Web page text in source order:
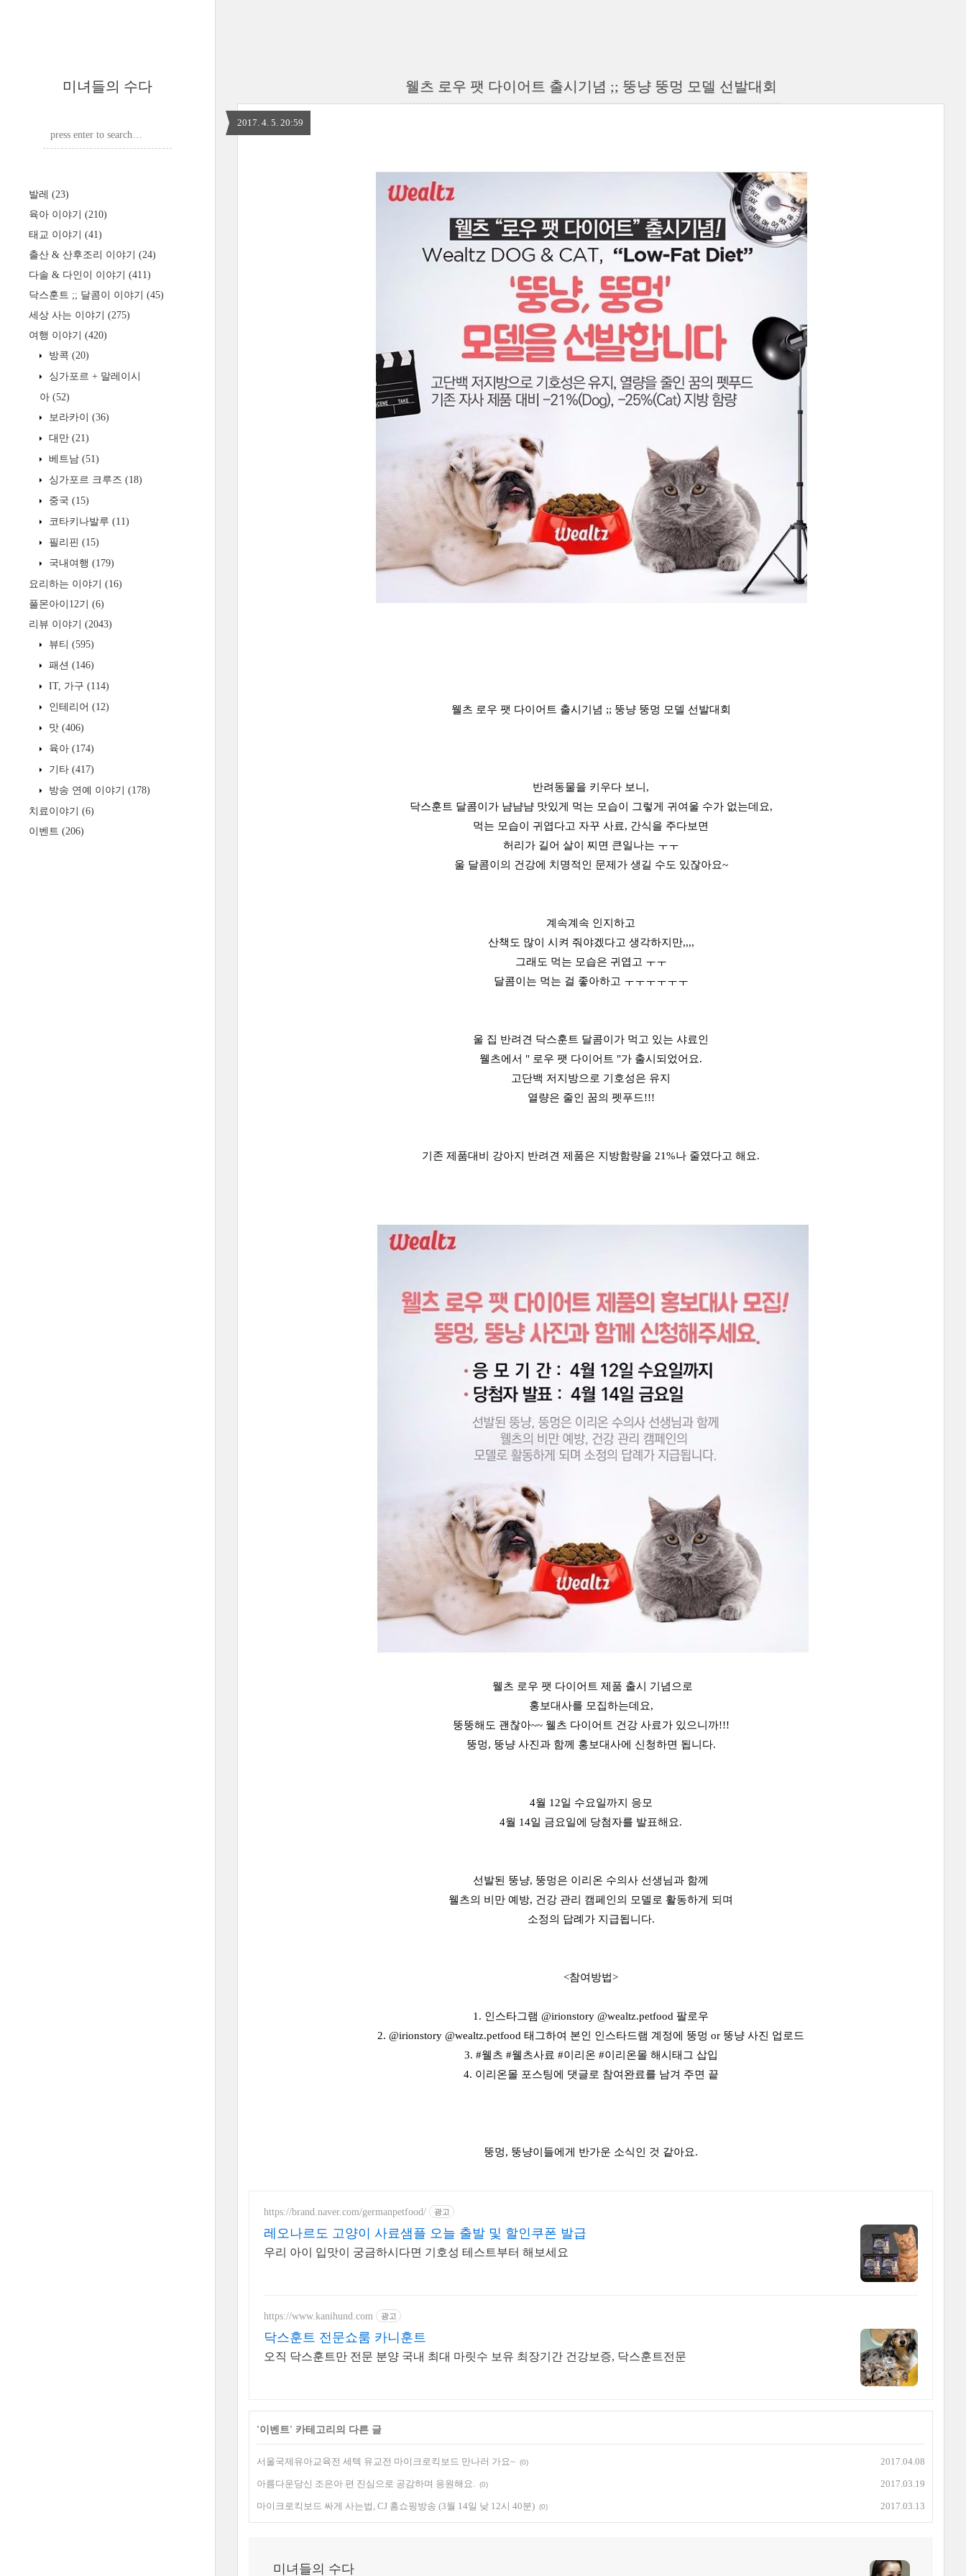
미녀들의 수다
발레 (23)
육아 이야기 (210)
태교 이야기 (41)
출산 & 산후조리 이야기 (24)
다솔 & 다인이 이야기 (411)
닥스훈트 ;; 달콤이 이야기 (45)
세상 사는 이야기 (275)
여행 이야기 (420)
방콕 (20)
싱가포르 + 말레이시
아 (52)
보라카이 (36)
대만 (21)
베트남 (51)
싱가포르 크루즈 (18)
중국 (15)
코타키나발루 (11)
필리핀 (15)
국내여행 (179)
요리하는 이야기 (16)
풀몬아이12기 (6)
리뷰 이야기 (2043)
뷰티 (595)
패션 (146)
IT, 가구 (114)
인테리어 (12)
맛 (406)
육아 (174)
기타 (417)
방송 연예 이야기 (178)
치료이야기 (6)
이벤트 (206)
웰츠 로우 팻 다이어트 출시기념 ;; 뚱냥 뚱멍 모델 선발대회
2017. 4. 5. 20:59
웰츠 로우 팻 다이어트 출시기념 ;; 뚱냥 뚱멍 모델 선발대회
반려동물을 키우다 보니,
닥스훈트 달콤이가 냠냠냠 맛있게 먹는 모습이 그렇게 귀여울 수가 없는데요,
먹는 모습이 귀엽다고 자꾸 사료, 간식을 주다보면
허리가 길어 살이 찌면 큰일나는 ㅜㅜ
울 달콤이의 건강에 치명적인 문제가 생길 수도 있잖아요~
계속계속 인지하고
산책도 많이 시켜 줘야겠다고 생각하지만,,,,
그래도 먹는 모습은 귀엽고 ㅜㅜ
달콤이는 먹는 걸 좋아하고 ㅜㅜㅜㅜㅜㅜ
울 집 반려견 닥스훈트 달콤이가 먹고 있는 샤료인
웰츠에서 " 로우 팻 다이어트 "가 출시되었어요.
고단백 저지방으로 기호성은 유지
열량은 줄인 꿈의 펫푸드!!!
기존 제품대비 강아지 반려견 제품은 지방함량을 21%나 줄였다고 해요.
웰츠 로우 팻 다이어트 제품 출시 기념으로
홍보대사를 모집하는데요,
뚱뚱해도 괜찮아~~ 웰츠 다이어트 건강 사료가 있으니까!!!
뚱멍, 뚱냥 사진과 함께 홍보대사에 신청하면 됩니다.
4월 12일 수요일까지 응모
4월 14일 금요일에 당첨자를 발표해요.
선발된 뚱냥, 뚱멍은 이리온 수의사 선생님과 함께
웰츠의 비만 예방, 건강 관리 캠페인의 모델로 활동하게 되며
소정의 답례가 지급됩니다.
<참여방법>
1. 인스타그램 @irionstory @wealtz.petfood 팔로우
2. @irionstory @wealtz.petfood 태그하여 본인 인스타드램 계정에 뚱멍 or 뚱냥 사진 업로드
3. #웰츠 #웰츠사료 #이리온 #이리온몰 해시태그 삽입
4. 이리온몰 포스팅에 댓글로 참여완료를 남겨 주면 끝
뚱멍, 뚱냥이들에게 반가운 소식인 것 같아요.
https://brand.naver.com/germanpetfood/ 광고
레오나르도 고양이 사료샘플 오늘 출발 및 할인쿠폰 발급
우리 아이 입맛이 궁금하시다면 기호성 테스트부터 해보세요
https://www.kanihund.com 광고
닥스훈트 전문쇼룸 카니훈트
오직 닥스훈트만 전문 분양 국내 최대 마릿수 보유 최장기간 건강보증, 닥스훈트전문
'이벤트' 카테고리의 다른 글
서울국제유아교육전 세텍 유교전 마이크로킥보드 만나러 가요~ (0) 2017.04.08
아름다운당신 조은아 편 진심으로 공감하며 응원해요. (0) 2017.03.19
마이크로킥보드 싸게 사는법, CJ 홈쇼핑방송 (3월 14일 낮 12시 40분) (0) 2017.03.13
미녀들의 수다